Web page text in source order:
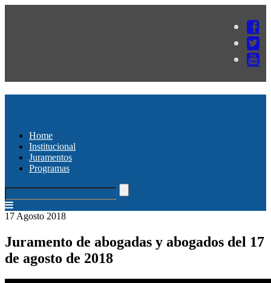
Home
Institucional
Juramentos
Programas
17 Agosto 2018
Juramento de abogadas y abogados del 17
de agosto de 2018